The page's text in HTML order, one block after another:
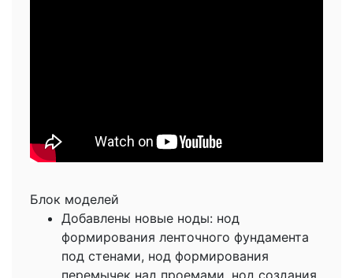
Блок моделей
Добавлены новые ноды: нод
формирования ленточного фундамента
под стенами, нод формирования
перемычек над проемами, нод создания